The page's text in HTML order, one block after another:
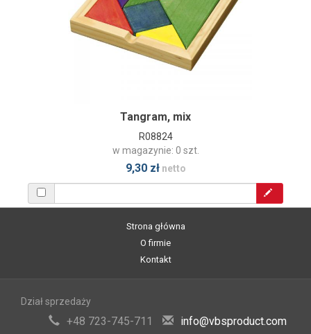
Tangram, mix
R08824
w magazynie: 0 szt.
9,30 złnetto
Strona główna
O firmie
Kontakt
Dział sprzedaży
+48 723-745-711 info@vbsproduct.com